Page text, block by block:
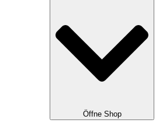
Öffne Shop